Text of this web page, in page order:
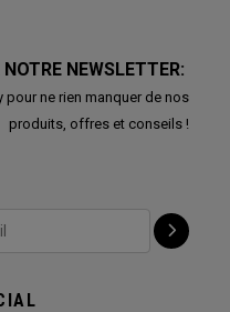
NEWSLETTER:
pour ne rien manquer de nos
produits, offres et conseils !